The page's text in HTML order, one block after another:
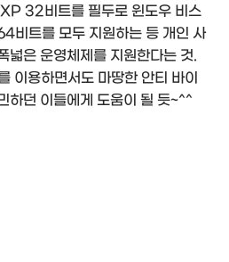
32비트를 필두로 윈도우 비스
비트를 모두 지원하는 등 개인 사
넓은 운영체제를 지원한다는 것.
이용하면서도 마땅한 안티 바이
하던 이들에게 도움이 될 듯~^^